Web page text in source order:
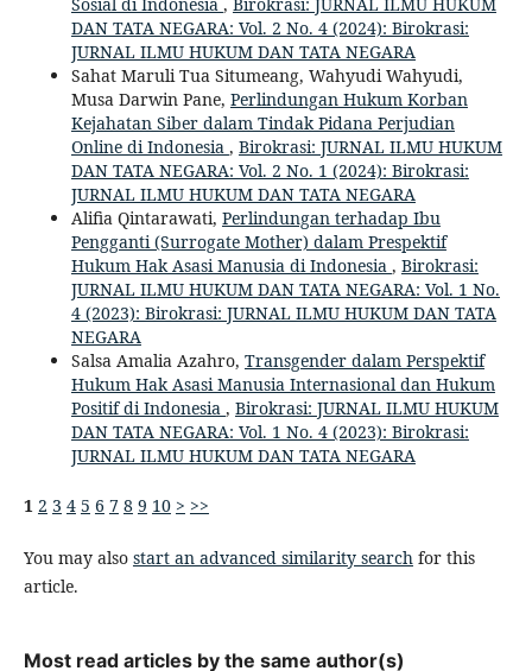
Sosial di Indonesia , Birokrasi: JURNAL ILMU HUKUM
DAN TATA NEGARA: Vol. 2 No. 4 (2024): Birokrasi:
JURNAL ILMU HUKUM DAN TATA NEGARA
Sahat Maruli Tua Situmeang, Wahyudi Wahyudi,
Musa Darwin Pane, Perlindungan Hukum Korban
Kejahatan Siber dalam Tindak Pidana Perjudian
Online di Indonesia , Birokrasi: JURNAL ILMU HUKUM
DAN TATA NEGARA: Vol. 2 No. 1 (2024): Birokrasi:
JURNAL ILMU HUKUM DAN TATA NEGARA
Alifia Qintarawati, Perlindungan terhadap Ibu
Pengganti (Surrogate Mother) dalam Prespektif
Hukum Hak Asasi Manusia di Indonesia , Birokrasi:
JURNAL ILMU HUKUM DAN TATA NEGARA: Vol. 1 No.
4 (2023): Birokrasi: JURNAL ILMU HUKUM DAN TATA
NEGARA
Salsa Amalia Azahro, Transgender dalam Perspektif
Hukum Hak Asasi Manusia Internasional dan Hukum
Positif di Indonesia , Birokrasi: JURNAL ILMU HUKUM
DAN TATA NEGARA: Vol. 1 No. 4 (2023): Birokrasi:
JURNAL ILMU HUKUM DAN TATA NEGARA
1 2 3 4 5 6 7 8 9 10 > >>
You may also start an advanced similarity searchfor this
article.
Most read articles by the same author(s)